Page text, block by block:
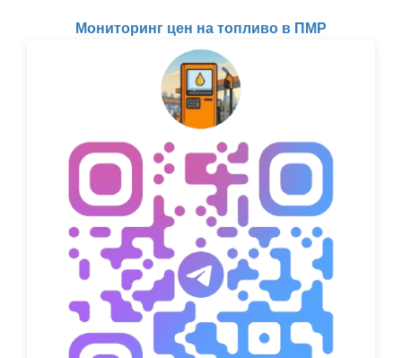
Мониторинг цен на топливо в ПМР